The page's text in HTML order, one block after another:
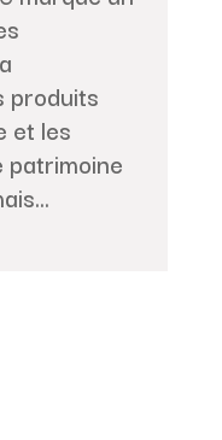
produits
et les
patrimoine